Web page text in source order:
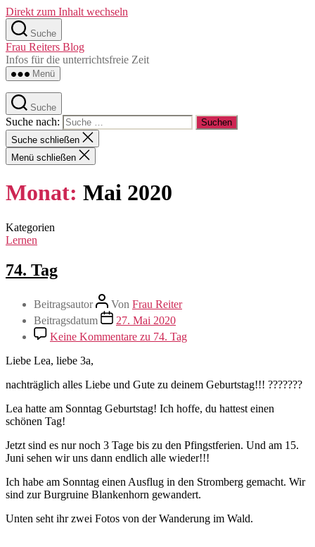
Direkt zum Inhalt wechseln
Suche
Frau Reiters Blog
Infos für die unterrichtsfreie Zeit
Menü
Suche
Suche nach:
Suche schließen
Menü schließen
Monat: Mai 2020
Kategorien
Lernen
74. Tag
Beitragsautor Von Frau Reiter
Beitragsdatum
27. Mai 2020
Keine Kommentare zu 74. Tag
Liebe Lea, liebe 3a,
nachträglich alles Liebe und Gute zu deinem Geburtstag!!! ???????
Lea hatte am Sonntag Geburtstag! Ich hoffe, du hattest einen
schönen Tag!
Jetzt sind es nur noch 3 Tage bis zu den Pfingstferien. Und am 15.
Juni sehen wir uns dann endlich alle wieder!!!
Ich habe am Sonntag einen Ausflug in den Stromberg gemacht. Wir
sind zur Burgruine Blankenhorn gewandert.
Unten seht ihr zwei Fotos von der Wanderung im Wald.